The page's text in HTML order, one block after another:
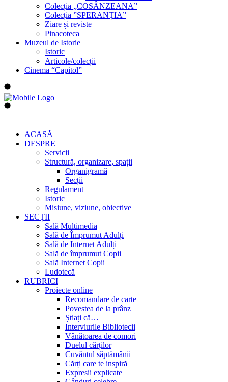
Colecția „COSÂNZEANA”
Colecția ”SPERANȚIA”
Ziare și reviste
Pinacoteca
Muzeul de Istorie
Istoric
Articole/colecții
Cinema “Capitol”
ACASĂ
DESPRE
Servicii
Structură, organizare, spații
Organigramă
Secții
Regulament
Istoric
Misiune, viziune, obiective
SECȚII
Sală Multimedia
Sală de Împrumut Adulți
Sală de Internet Adulți
Sală de împrumut Copii
Sală Internet Copii
Ludotecă
RUBRICI
Proiecte online
Recomandare de carte
Povestea de la prânz
Știați că…
Interviurile Bibliotecii
Vânătoarea de comori
Duelul cărților
Cuvântul săptămânii
Cărți care te inspiră
Expresii explicate